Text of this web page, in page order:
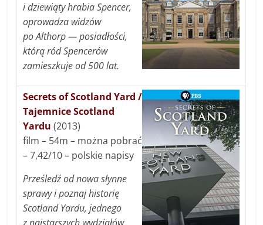
i dziewiąty hrabia Spencer,
oprowadza widzów
po Althorp — posiadłości,
którą ród Spencerów
zamieszkuje od 500 lat.
Secrets of Scotland Yard /
Tajemnice Scotland
Yardu (2013)
film – 54m – można pobrać
– 7,42/10 – polskie napisy
Prześledź od nowa słynne
sprawy i poznaj historię
Scotland Yardu, jednego